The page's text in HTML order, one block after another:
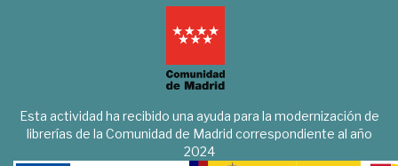
Esta actividad ha recibido una ayuda para la modernización de
librerías de la Comunidad de Madrid correspondiente al año
2024